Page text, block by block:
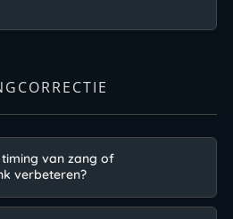
timing van zang of
verbeteren?